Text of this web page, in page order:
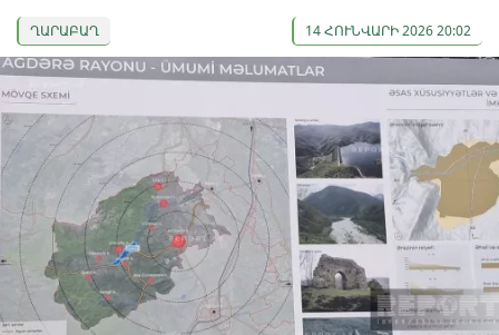
ՂԱՐԱԲԱՂ 14 ՀՈՒՆՎԱՐԻ 2026 20:02